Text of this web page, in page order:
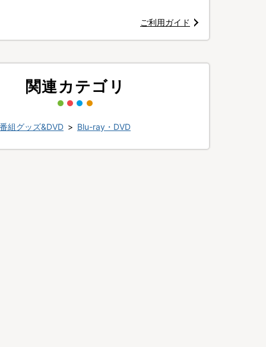
ご利用ガイド
関連カテゴリ
組グッズ&DVD > Blu-ray・DVD